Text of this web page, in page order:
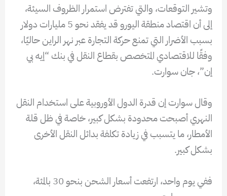
وتشير التوقعات، والتي تفترض استمرار الظروف السيئة،
إلى أن اقتصاد منطقة اليورو قد يفقد نحو 5 مليارات دولار
بسبب الأضرار التي تمنع حركة التجارة عبر نهر الراين حاليًا،
وفقًا للاقتصادي المتخصص بقطاع النقل في بنك “إيه بي
إن”، جان سوارت.
وقال سوارت إن قدرة الدول الأوروبية على استخدام النقل
النهري أصبحت محدودة بشكل كبير، خاصة في ظل قلة
الأمطار، ما يتسبب في زيادة تكلفة بدائل النقل الأخرى
بشكل كبير.
ففي يوم واحد، ارتفعت أسعار الشحن بنحو 30 بالمئة،